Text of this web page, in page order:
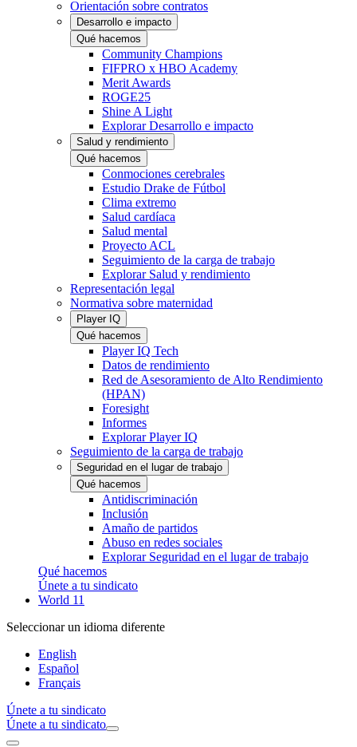
Orientación sobre contratos
Desarrollo e impacto
Qué hacemos
Community Champions
FIFPRO x HBO Academy
Merit Awards
ROGE25
Shine A Light
Explorar Desarrollo e impacto
Salud y rendimiento
Qué hacemos
Conmociones cerebrales
Estudio Drake de Fútbol
Clima extremo
Salud cardíaca
Salud mental
Proyecto ACL
Seguimiento de la carga de trabajo
Explorar Salud y rendimiento
Representación legal
Normativa sobre maternidad
Player IQ
Qué hacemos
Player IQ Tech
Datos de rendimiento
Red de Asesoramiento de Alto Rendimiento
(HPAN)
Foresight
Informes
Explorar Player IQ
Seguimiento de la carga de trabajo
Seguridad en el lugar de trabajo
Qué hacemos
Antidiscriminación
Inclusión
Amaño de partidos
Abuso en redes sociales
Explorar Seguridad en el lugar de trabajo
Qué hacemos
Únete a tu sindicato
World 11
Seleccionar un idioma diferente
English
Español
Français
Únete a tu sindicato
Únete a tu sindicato